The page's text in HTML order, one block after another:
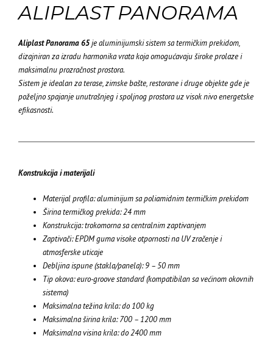
ALIPLAST PANORAMA
Aliplast Panorama 65je aluminijumski sistem sa termičkim prekidom,
dizajniran za izradu harmonika vrata koja omogućavaju široke prolaze i
maksimalnu prozračnost prostora.
Sistem je idealan za terase, zimske bašte, restorane i druge objekte gde je
poželjno spajanje unutrašnjeg i spoljnog prostora uz visok nivo energetske
efikasnosti.
Konstrukcija i materijali
Materijal profila: aluminijum sa poliamidnim termičkim prekidom
Širina termičkog prekida: 24 mm
Konstrukcija: trokomorna sa centralnim zaptivanjem
Zaptivači: EPDM guma visoke otpornosti na UV zračenje i
atmosferske uticaje
Debljina ispune (stakla/panela): 9 – 50 mm
Tip okova: euro-groove standard (kompatibilan sa većinom okovnih
sistema)
Maksimalna težina krila: do 100 kg
Maksimalna širina krila: 700 – 1200 mm
Maksimalna visina krila: do 2400 mm